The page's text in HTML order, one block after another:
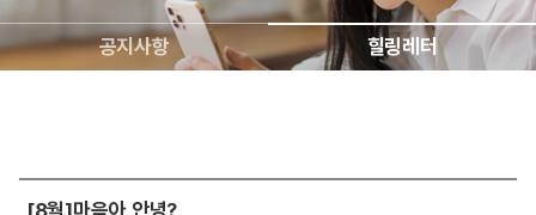
공지사항 힐링레터
[8월]마음아,안녕?